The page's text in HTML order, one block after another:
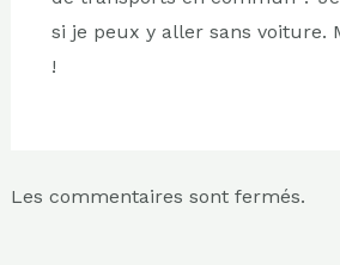
si je peux y aller sans voiture.
!
Les commentaires sont fermés.